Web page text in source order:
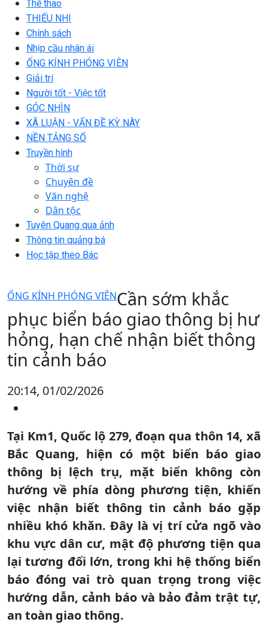
Thể thao
THIẾU NHI
Chính sách
Nhịp cầu nhân ái
ỐNG KÍNH PHÓNG VIÊN
Giải trí
Người tốt - Việc tốt
GÓC NHÌN
XÃ LUẬN - VẤN ĐỀ KỲ NÀY
NỀN TẢNG SỐ
Truyền hình
Thời sự
Chuyên đề
Văn nghệ
Dân tộc
Tuyên Quang qua ảnh
Thông tin quảng bá
Học tập theo Bác
ỐNG KÍNH PHÓNG VIÊNCần sớm khắc
phục biển báo giao thông bị hư
hỏng, hạn chế nhận biết thông
tin cảnh báo
20:14, 01/02/2026
Tại Km1, Quốc lộ 279, đoạn qua thôn 14, xã
Bắc Quang, hiện có một biển báo giao
thông bị lệch trụ, mặt biển không còn
hướng về phía dòng phương tiện, khiến
việc nhận biết thông tin cảnh báo gặp
nhiều khó khăn. Đây là vị trí cửa ngõ vào
khu vực dân cư, mật độ phương tiện qua
lại tương đối lớn, trong khi hệ thống biển
báo đóng vai trò quan trọng trong việc
hướng dẫn, cảnh báo và bảo đảm trật tự,
an toàn giao thông.